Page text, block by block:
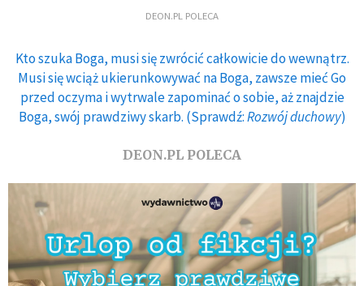
DEON.PL POLECA
Kto szuka Boga, musi się zwrócić całkowicie do wewnątrz.
Musi się wciąż ukierunkowywać na Boga, zawsze mieć Go
przed oczyma i wytrwale zapominać o sobie, aż znajdzie
Boga, swój prawdziwy skarb. (Sprawdź:Rozwój duchowy)
DEON.PL POLECA